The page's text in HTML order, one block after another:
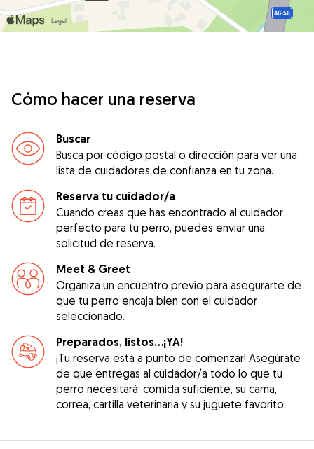
Cómo hacer una reserva
Buscar
Busca por código postal o dirección para ver una
lista de cuidadores de confianza en tu zona.
Reserva tu cuidador/a
Cuando creas que has encontrado al cuidador
perfecto para tu perro, puedes enviar una
solicitud de reserva.
Meet & Greet
Organiza un encuentro previo para asegurarte de
que tu perro encaja bien con el cuidador
seleccionado.
Preparados, listos...¡YA!
¡Tu reserva está a punto de comenzar! Asegúrate
de que entregas al cuidador/a todo lo que tu
perro necesitará: comida suficiente, su cama,
correa, cartilla veterinaria y su juguete favorito.